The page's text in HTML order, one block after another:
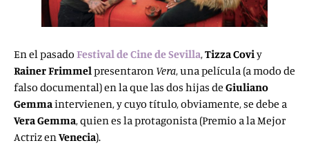
En el pasado Festival de Cine de Sevilla,Tizza Covi y
Rainer Frimmel presentaron Vera, una película (a modo de
falso documental) en la que las dos hijas de Giuliano
Gemmaintervienen, y cuyo título, obviamente, se debe a
Vera Gemma, quien es la protagonista (Premio a la Mejor
Actriz enVenecia).